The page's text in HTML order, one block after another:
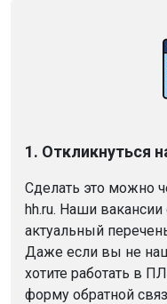
1. Откликнуться
Сделать это можно
hh.ru. Наши
актуальный
Даже если вы не
хотите работать в
форму обратной